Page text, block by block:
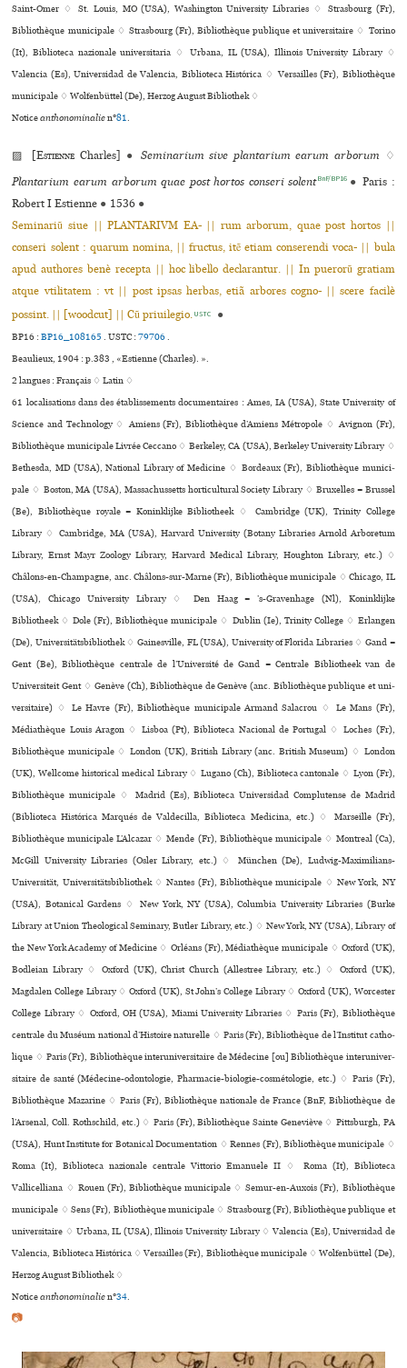
Saint-Omer ♢ St. Louis, MO (USA), Washington University Libraries ♢ Strasbourg (Fr),
Bibliothèque muni­ci­pale ♢ Strasbourg (Fr), Bibliothèque publi­que et uni­ver­si­taire ♢ Torino
(It), Biblioteca nazio­nale uni­ver­si­ta­ria ♢ Urbana, IL (USA), Illinois University Library ♢
Valencia (Es), Universidad de Valencia, Biblioteca Histórica ♢ Versailles (Fr), Bibliothèque
muni­ci­pale ♢ Wolfenbüttel (De), Herzog August Bibliothek ♢
Noticeanthonominalien°81.
▨ [Estienne Charles] ● Seminarium sive plantarium earum arborum ♢
Plantarium earum arborum quae post hortos conseri solentBnF/BP16 ● Paris :
Robert I Estienne ● 1536 ●
Seminariũ siue || PLANTARIVM EA- || rum arborum, quae post hortos ||
conseri solent : quarum nomina, || fructus, itẽ etiam conserendi voca- || bula
apud authores benè recepta || hoc libello declarantur. || In puerorũ gratiam
atque vtilitatem : vt || post ipsas herbas, etiã arbores cogno- || scere facilè
possint. || [woodcut] || Cũ priuilegio. USTC ●
BP16 :BP16_108165 .USTC :79706.
Beaulieux, 1904 : p.383 , «Estienne (Charles). ».
2 langues :Français ♢Latin ♢
61 localisations dans des établissements documentaires : Ames, IA (USA), State University of
Science and Technology ♢ Amiens (Fr), Bibliothèque d’Amiens Métropole ♢ Avignon (Fr),
Bibliothèque muni­ci­pale Livrée Ceccano ♢ Berkeley, CA (USA), Berkeley University Library ♢
Bethesda, MD (USA), National Library of Medicine ♢ Bordeaux (Fr), Bibliothèque muni­ci­
pale ♢ Boston, MA (USA), Massachussetts hor­ti­cultu­ral Society Library ♢ Bruxelles = Brussel
(Be), Bibliothèque royale = Koninklijke Bibliotheek ♢ Cambridge (UK), Trinity College
Library ♢ Cambridge, MA (USA), Harvard University (Botany Libraries Arnold Arboretum
Library, Ernst Mayr Zoology Library, Harvard Medical Library, Houghton Library, etc.) ♢
Châlons-en-Champagne, anc. Châlons-sur-Marne (Fr), Bibliothèque muni­ci­pale ♢ Chicago, IL
(USA), Chicago University Library ♢ Den Haag = ’s-Gravenhage (Nl), Koninklijke
Bibliotheek ♢ Dole (Fr), Bibliothèque muni­ci­pale ♢ Dublin (Ie), Trinity College ♢ Erlangen
(De), Universitätsbibliothek ♢ Gainesville, FL (USA), University of Florida Libraries ♢ Gand =
Gent (Be), Bibliothèque centrale de l’Université de Gand = Centrale Bibliotheek van de
Universiteit Gent ♢ Genève (Ch), Bibliothèque de Genève (anc. Bibliothèque publi­que et uni­
ver­si­taire) ♢ Le Havre (Fr), Bibliothèque muni­ci­pale Armand Salacrou ♢ Le Mans (Fr),
Médiathèque Louis Aragon ♢ Lisboa (Pt), Biblioteca Nacional de Portugal ♢ Loches (Fr),
Bibliothèque muni­ci­pale ♢ London (UK), British Library (anc. British Museum) ♢ London
(UK), Wellcome his­to­ri­cal medi­cal Library ♢ Lugano (Ch), Biblioteca can­to­nale ♢ Lyon (Fr),
Bibliothèque muni­ci­pale ♢ Madrid (Es), Biblioteca Universidad Complutense de Madrid
(Biblioteca Histórica Marqués de Valdecilla, Biblioteca Medicina, etc.) ♢ Marseille (Fr),
Bibliothèque muni­ci­pale L’Alcazar ♢ Mende (Fr), Bibliothèque muni­ci­pale ♢ Montreal (Ca),
McGill University Libraries (Osler Library, etc.) ♢ München (De), Ludwig-Maximilians-
Universität, Universitätsbibliothek ♢ Nantes (Fr), Bibliothèque muni­ci­pale ♢ New York, NY
(USA), Botanical Gardens ♢ New York, NY (USA), Columbia University Libraries (Burke
Library at Union Theological Seminary, Butler Library, etc.) ♢ New York, NY (USA), Library of
the New York Academy of Medicine ♢ Orléans (Fr), Médiathèque muni­ci­pale ♢ Oxford (UK),
Bodleian Library ♢ Oxford (UK), Christ Church (Allestree Library, etc.) ♢ Oxford (UK),
Magdalen College Library ♢ Oxford (UK), St John’s College Library ♢ Oxford (UK), Worcester
College Library ♢ Oxford, OH (USA), Miami University Libraries ♢ Paris (Fr), Bibliothèque
cen­trale du Muséum natio­nal d’Histoire natu­relle ♢ Paris (Fr), Bibliothèque de l’Institut catho­
li­que ♢ Paris (Fr), Bibliothèque inte­ru­ni­ver­si­taire de Médecine [ou] Bibliothèque inte­ru­ni­ver­
si­taire de santé (Médecine-odon­to­lo­gie, Pharmacie-bio­lo­gie-cos­mé­to­lo­gie, etc.) ♢ Paris (Fr),
Bibliothèque Mazarine ♢ Paris (Fr), Bibliothèque nationale de France (BnF, Bibliothèque de
l’Arsenal, Coll. Rothschild, etc.) ♢ Paris (Fr), Bibliothèque Sainte Geneviève ♢ Pittsburgh, PA
(USA), Hunt Institute for Botanical Documentation ♢ Rennes (Fr), Bibliothèque muni­ci­pale ♢
Roma (It), Biblioteca nazio­nale cen­trale Vittorio Emanuele II ♢ Roma (It), Biblioteca
Vallicelliana ♢ Rouen (Fr), Bibliothèque muni­ci­pale ♢ Semur-en-Auxois (Fr), Bibliothèque
muni­ci­pale ♢ Sens (Fr), Bibliothèque muni­ci­pale ♢ Strasbourg (Fr), Bibliothèque publi­que et
uni­ver­si­taire ♢ Urbana, IL (USA), Illinois University Library ♢ Valencia (Es), Universidad de
Valencia, Biblioteca Histórica ♢ Versailles (Fr), Bibliothèque muni­ci­pale ♢ Wolfenbüttel (De),
Herzog August Bibliothek ♢
Noticeanthonominalien°34.
📷